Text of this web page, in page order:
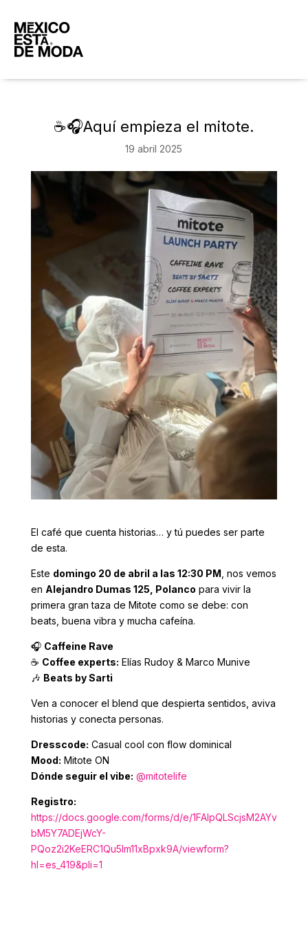
☕🎧Aquí empieza el mitote.
19 abril 2025
El café que cuenta historias… y tú puedes ser parte
de esta.
Este domingo 20 de abril a las 12:30 PM , nos vemos
en Alejandro Dumas 125, Polanco para vivir la
primera gran taza de Mitote como se debe: con
beats, buena vibra y mucha cafeína.
🎧 Caffeine Rave
☕ Coffee experts: Elías Rudoy & Marco Munive
🎶 Beats by Sarti
Ven a conocer el blend que despierta sentidos, aviva
historias y conecta personas.
Dresscode: Casual cool con flow dominical
Mood: Mitote ON
Dónde seguir el vibe: @mitotelife
Registro:
https://docs.google.com/forms/d/e/1FAIpQLScjsM2AYv
bM5Y7ADEjWcY-
PQoz2i2KeERC1Qu5Im11xBpxk9A/viewform?
hl=es_419&pli=1